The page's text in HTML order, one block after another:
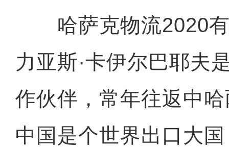
哈萨克物流2020有
力亚斯·卡伊尔巴耶夫
作伙伴，常年往返中
中国是个世界出口大